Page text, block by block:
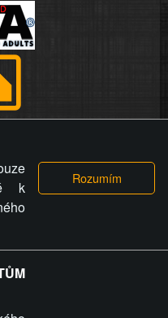
opatření provozovatele
fotografii nebo video na
fotografie, videa nebo
okolnost uplatnit vůči
na náhradu škody nebo
zvrácenej. To jen
k